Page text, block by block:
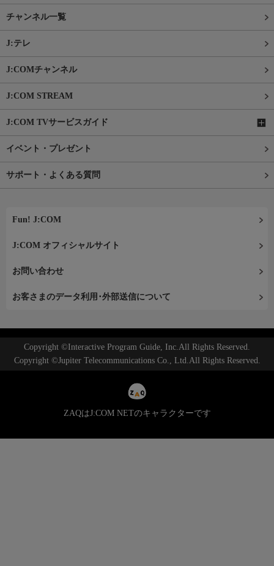
チャンネル一覧
J:テレ
J:COMチャンネル
J:COM STREAM
J:COM TVサービスガイド
イベント・プレゼント
サポート・よくある質問
Fun! J:COM
J:COM オフィシャルサイト
お問い合わせ
お客さまのデータ利用･外部送信について
Copyright ©Interactive Program Guide, Inc.All Rights Reserved.
Copyright ©Jupiter Telecommunications Co., Ltd.All Rights Reserved.
ZAQはJ:COM NETのキャラクターです